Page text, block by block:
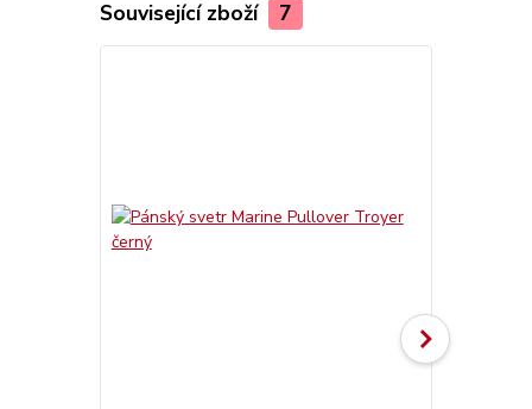
Související zboží 7